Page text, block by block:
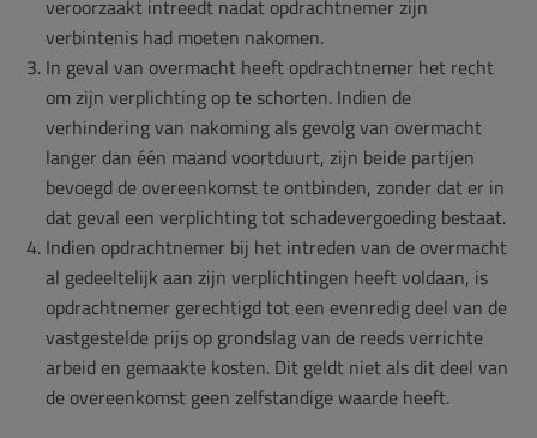
veroorzaakt intreedt nadat opdrachtnemer zijn
verbintenis had moeten nakomen.
In geval van overmacht heeft opdrachtnemer het recht
om zijn verplichting op te schorten. Indien de
verhindering van nakoming als gevolg van overmacht
langer dan één maand voortduurt, zijn beide partijen
bevoegd de overeenkomst te ontbinden, zonder dat er in
dat geval een verplichting tot schadevergoeding bestaat.
Indien opdrachtnemer bij het intreden van de overmacht
al gedeeltelijk aan zijn verplichtingen heeft voldaan, is
opdrachtnemer gerechtigd tot een evenredig deel van de
vastgestelde prijs op grondslag van de reeds verrichte
arbeid en gemaakte kosten. Dit geldt niet als dit deel van
de overeenkomst geen zelfstandige waarde heeft.